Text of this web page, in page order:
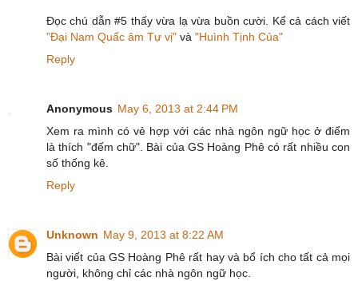
Đọc chú dẫn #5 thấy vừa lạ vừa buồn cười. Kể cả cách viết
"Đại Nam Quấc âm Tự vị" và "Huình Tịnh Của"
Reply
Anonymous May 6, 2013 at 2:44 PM
Xem ra mình có vẻ hợp với các nhà ngôn ngữ học ở điểm
là thích "đếm chữ". Bài của GS Hoàng Phê có rất nhiều con
số thống kê.
Reply
Unknown May 9, 2013 at 8:22 AM
Bài viết của GS Hoàng Phê rất hay và bổ ích cho tất cả mọi
người, không chỉ các nhà ngôn ngữ học.